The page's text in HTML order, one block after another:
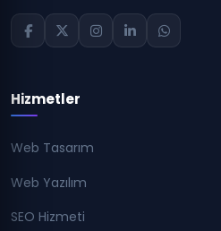
Hizmetler
Web Tasarım
Web Yazılım
SEO Hizmeti